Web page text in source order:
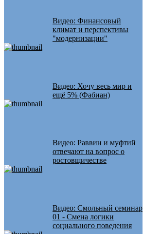
Видео: Финансовый
климат и перспективы
"модернизации"
Видео: Хочу весь мир и
ещё 5% (Фабиан)
Видео: Раввин и муфтий
отвечают на вопрос о
ростовщичестве
Видео: Смольный семинар
01 - Смена логики
социального поведения